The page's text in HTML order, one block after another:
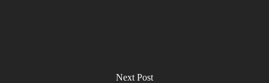
Next Post